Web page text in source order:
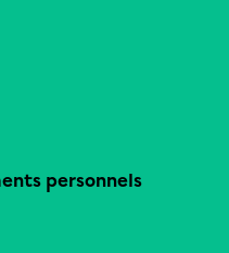
personnels